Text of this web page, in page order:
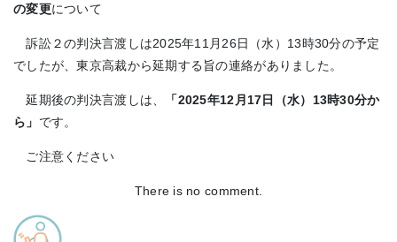
の変更について
訴訟２の判決言渡しは2025年11月26日（水）13時30分の予定
でしたが、東京高裁から延期する旨の連絡がありました。
延期後の判決言渡しは、
「2025年12月17日（水）13時30分か
ら」 です。
ご注意ください
There is no comment.